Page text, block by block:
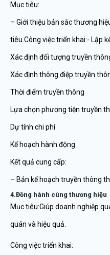
Mục tiêu:
– Giới thiệu bản sắc thương
tiêu.Công việc triển khai:- Lập
Xác định đối tượng truyền
Xác định thông điệp truyền
Thời điểm truyền thông
Lựa chọn phương tiện truyền
Dự tính chi phí
Kế hoạch hành động
Kết quả cung cấp:
– Bản kế hoạch truyền thông
4.Đồng hành cùng thương hiệu
Mục tiêu:Giúp doanh nghiệp
quán và hiệu quả.
Công việc triển khai: